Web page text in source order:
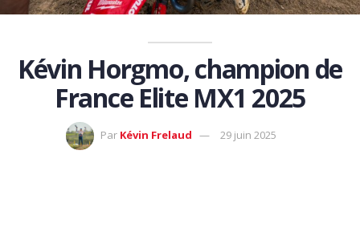
Kévin Horgmo, champion de
France Elite MX1 2025
Par Kévin Frelaud 29 juin 2025